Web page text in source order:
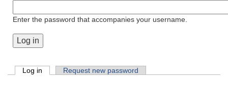
Enter the password that accompanies your username.
Primary tabs
Log in (active tab)Request new password